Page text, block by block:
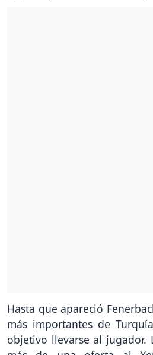
Hasta que apareció
más importantes de
objetivo llevarse al jugador.